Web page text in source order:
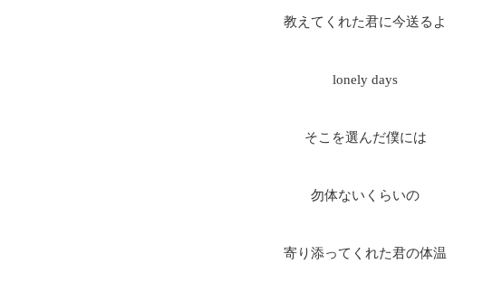
教えてくれた君に今送るよ
lonely days
そこを選んだ僕には
勿体ないくらいの
寄り添ってくれた君の体温